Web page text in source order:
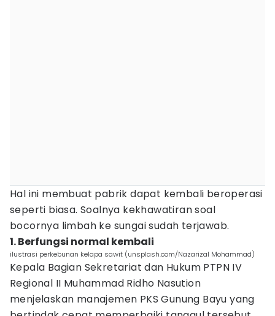
Hal ini membuat pabrik dapat kembali beroperasi
seperti biasa. Soalnya kekhawatiran soal
bocornya limbah ke sungai sudah terjawab.
1. Berfungsi normal kembali
ilustrasi perkebunan kelapa sawit (unsplash.com/Nazarizal Mohammad)
Kepala Bagian Sekretariat dan Hukum PTPN IV
Regional II Muhammad Ridho Nasution
menjelaskan manajemen PKS Gunung Bayu yang